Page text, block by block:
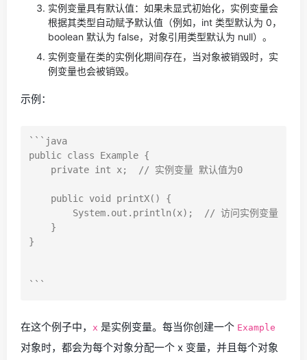
实例变量具有默认值：如果未显式初始化，实例变量会
根据其类型自动赋予默认值（例如，int 类型默认为 0，
boolean 默认为 false，对象引用类型默认为 null）。
实例变量在类的实例化期间存在，当对象被销毁时，实
例变量也会被销毁。
示例：
```java
public class Example {
}
在这个例子中， x 是实例变量。每当你创建一个 Example
对象时，都会为每个对象分配一个 x 变量，并且每个对象